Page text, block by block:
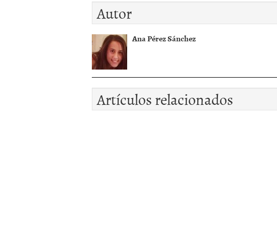
Autor
Ana Pérez Sánchez
Artículos relacionados